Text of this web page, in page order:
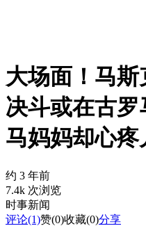
大场面！马
决斗或在古罗
马妈妈却心疼
约 3 年前
7.4k 次浏览
时事新闻
评论(1)赞(0)收藏(0)分享